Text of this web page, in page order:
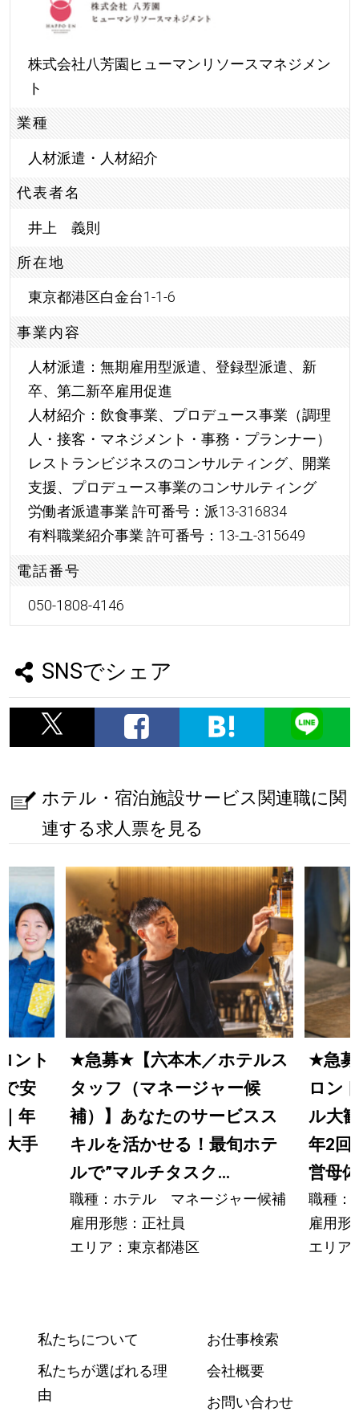
株式会社八芳園ヒューマンリソースマネジメン
ト
業種
人材派遣・人材紹介
代表者名
井上 義則
所在地
東京都港区白金台1-1-6
事業内容
人材派遣：無期雇用型派遣、登録型派遣、新
卒、第二新卒雇用促進
人材紹介：飲食事業、プロデュース事業（調理
人・接客・マネジメント・事務・プランナー）
レストランビジネスのコンサルティング、開業
支援、プロデュース事業のコンサルティング
労働者派遣事業 許可番号：派13-316834
有料職業紹介事業 許可番号：13-ユ-315649
電話番号
050-1808-4146
SNSでシェア
ホテル・宿泊施設サービス関連職に関
連する求人票を見る
ント
安
年
手
★急募★【六本木／ホテルス
タッフ（マネージャー候
補）】あなたのサービスス
キルを活かせる！最旬ホテ
ルで”マルチタスク...
職種：ホテル マネージャー候補
雇用形態：正社員
エリア：東京都港区
★急募
ロン
ル大
年2回
営母
職種：
雇用形
エリア
私たちについて
私たちが選ばれる理
由
お仕事検索
会社概要
お問い合わせ